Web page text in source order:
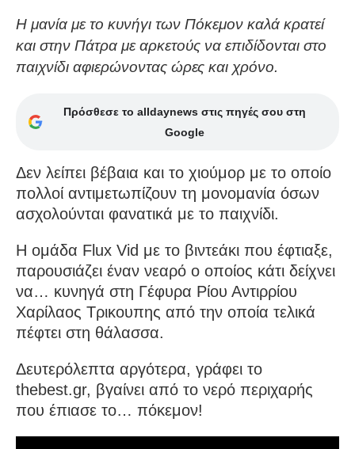
Η μανία με το κυνήγι των Πόκεμον καλά κρατεί
και στην Πάτρα με αρκετούς να επιδίδονται στο
παιχνίδι αφιερώνοντας ώρες και χρόνο.
Πρόσθεσε το alldaynews στις πηγές σου στη
Google
Δεν λείπει βέβαια και το χιούμορ με το οποίο
πολλοί αντιμετωπίζουν τη μονομανία όσων
ασχολούνται φανατικά με το παιχνίδι.
Η ομάδα Flux Vid με το βιντεάκι που έφτιαξε,
παρουσιάζει έναν νεαρό ο οποίος κάτι δείχνει
να… κυνηγά στη Γέφυρα Ρίου Αντιρρίου
Χαρίλαος Τρικουπης από την οποία τελικά
πέφτει στη θάλασσα.
Δευτερόλεπτα αργότερα, γράφει το
thebest.gr, βγαίνει από το νερό περιχαρής
που έπιασε το… πόκεμον!